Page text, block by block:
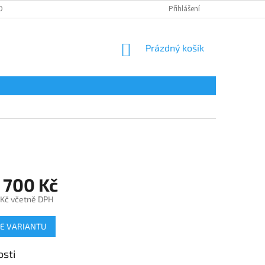
ÚDAJŮ Přihlášení
NÁKUPNÍ
Prázdný košík
700 Kč
včetně DPH
VARIANTU